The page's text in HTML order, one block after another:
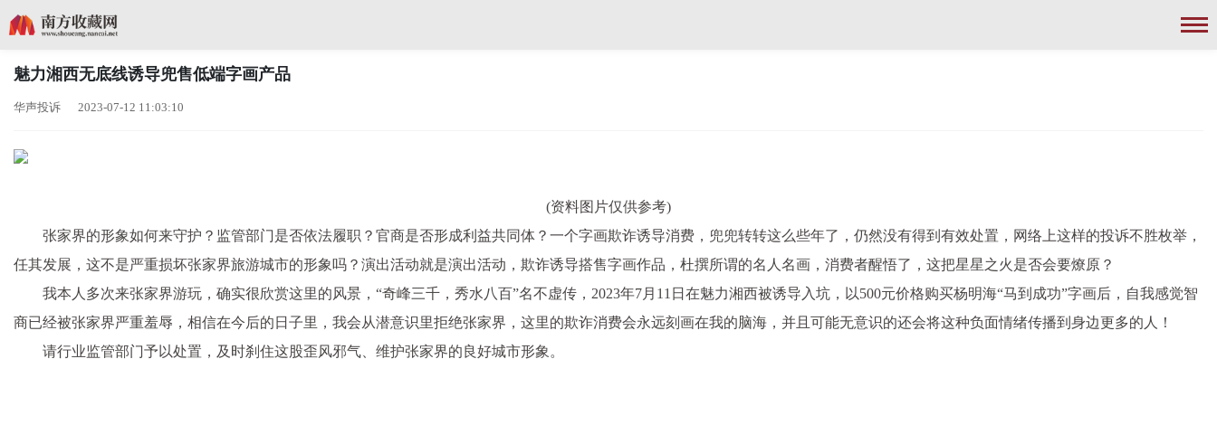
魅力湘西无底线诱导兜售低端字画产品
华声投诉 2023-07-12 11:03:10
(资料图片仅供参考)
张家界的形象如何来守护？监管部门是否依法履职？官商是否形成利益共同体？一个字画欺诈诱导消费，兜兜转转这么些年了，仍然没有得到有效处置，网络上这样的投诉不胜枚举，
任其发展，这不是严重损坏张家界旅游城市的形象吗？演出活动就是演出活动，欺诈诱导搭售字画作品，杜撰所谓的名人名画，消费者醒悟了，这把星星之火是否会要燎原？
我本人多次来张家界游玩，确实很欣赏这里的风景，“奇峰三千，秀水八百”名不虚传，2023年7月11日在魅力湘西被诱导入坑，以500元价格购买杨明海“马到成功”字画后，自我感觉智
商已经被张家界严重羞辱，相信在今后的日子里，我会从潜意识里拒绝张家界，这里的欺诈消费会永远刻画在我的脑海，并且可能无意识的还会将这种负面情绪传播到身边更多的人！
请行业监管部门予以处置，及时刹住这股歪风邪气、维护张家界的良好城市形象。